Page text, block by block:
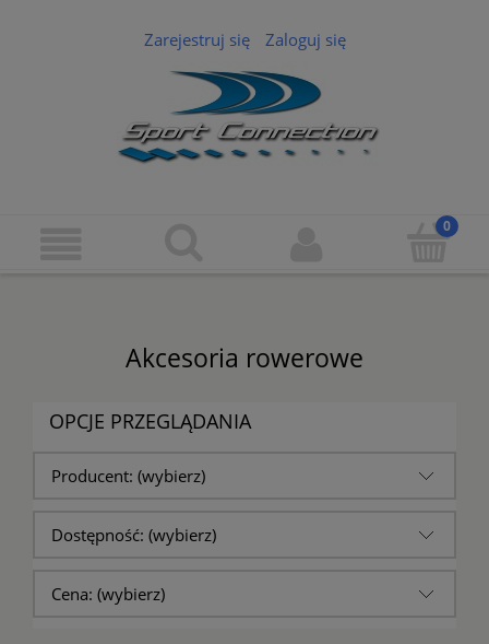
Zarejestruj się Zaloguj się
Akcesoria rowerowe
OPCJE PRZEGLĄDANIA
Producent: (wybierz)
Dostępność: (wybierz)
Cena: (wybierz)